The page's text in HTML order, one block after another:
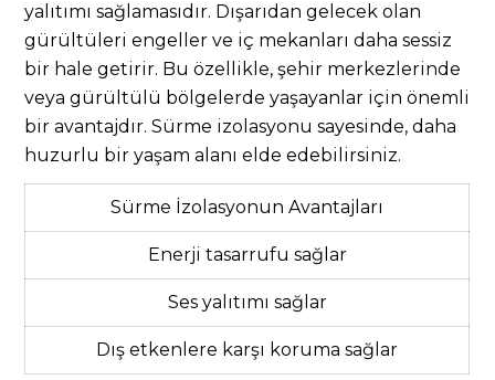
yalıtımı sağlamasıdır. Dışarıdan gelecek olan
gürültüleri engeller ve iç mekanları daha sessiz
bir hale getirir. Bu özellikle, şehir merkezlerinde
veya gürültülü bölgelerde yaşayanlar için önemli
bir avantajdır. Sürme izolasyonu sayesinde, daha
huzurlu bir yaşam alanı elde edebilirsiniz.
Sürme İzolasyonun Avantajları
Enerji tasarrufu sağlar
Ses yalıtımı sağlar
Dış etkenlere karşı koruma sağlar